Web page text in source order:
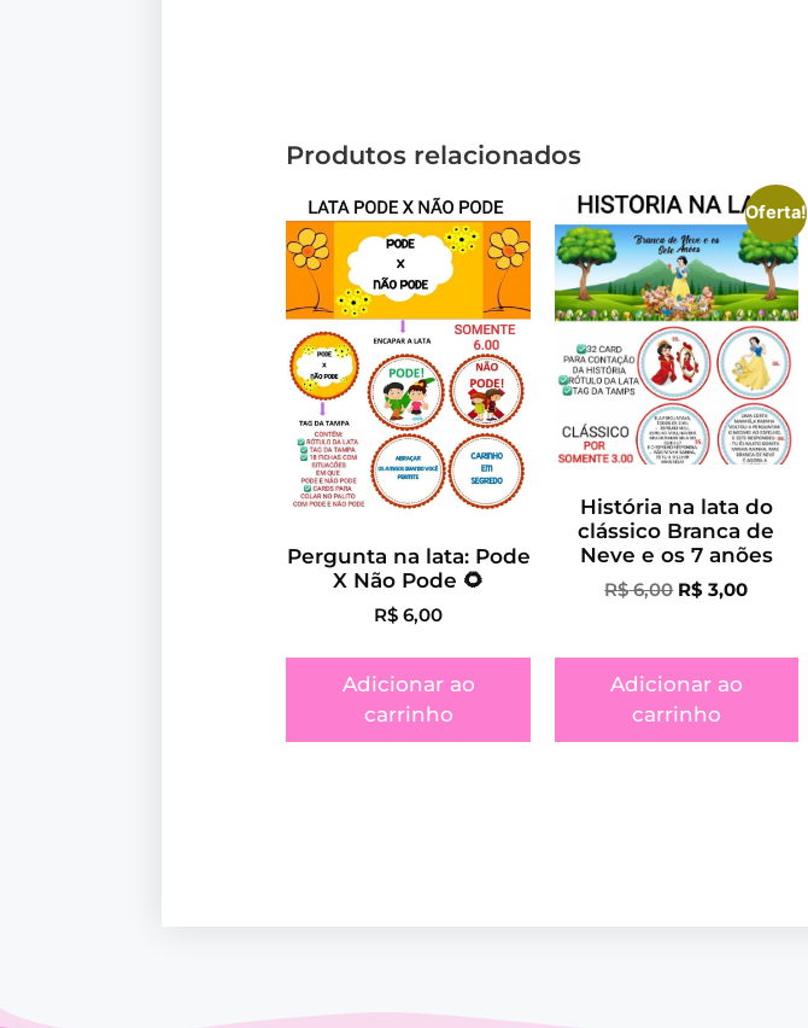
Produtos relacionados
Pergunta na lata: Pode
X Não Pode 🌻
R$ 6,00
Adicionar ao
carrinho
Oferta!
História na lata do
clássico Branca de
Neve e os 7 anões
R$6,00 R$ 3,00
Adicionar ao
carrinho